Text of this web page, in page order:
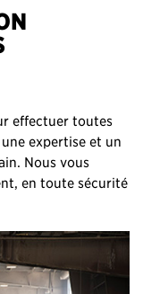
effectuer toutes
expertise et un
Nous vous
en toute sécurité